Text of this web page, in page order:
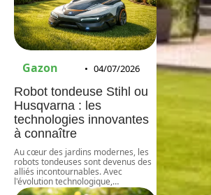
Gazon 04/07/2026
Robot tondeuse Stihl ou
Husqvarna : les
technologies innovantes
à connaître
Au cœur des jardins modernes, les
robots tondeuses sont devenus des
alliés incontournables. Avec
l'évolution technologique,…